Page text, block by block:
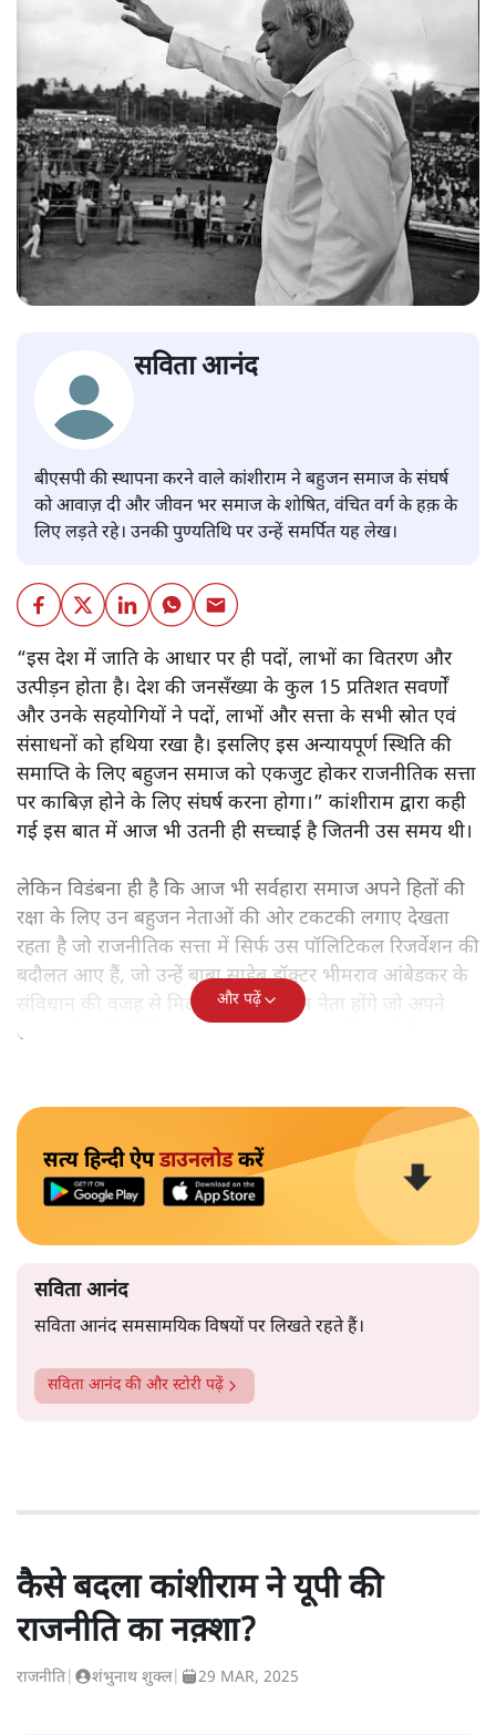
सविता आनंद
बीएसपी की स्थापना करने वाले कांशीराम ने बहुजन समाज के संघर्ष
को आवाज़ दी और जीवन भर समाज के शोषित, वंचित वर्ग के हक़ के
लिए लड़ते रहे। उनकी पुण्यतिथि पर उन्हें समर्पित यह लेख।
“इस देश में जाति के आधार पर ही पदों, लाभों का वितरण और
उत्पीड़न होता है। देश की जनसँख्या के कुल 15 प्रतिशत सवर्णों
और उनके सहयोगियों ने पदों, लाभों और सत्ता के सभी स्रोत एवं
संसाधनों को हथिया रखा है। इसलिए इस अन्यायपूर्ण स्थिति की
समाप्ति के लिए बहुजन समाज को एकजुट होकर राजनीतिक सत्ता
पर काबिज़ होने के लिए संघर्ष करना होगा।” कांशीराम द्वारा कही
गई इस बात में आज भी उतनी ही सच्चाई है जितनी उस समय थी।
लेकिन विडंबना ही है कि आज भी सर्वहारा समाज अपने हितों की
रक्षा के लिए उन बहुजन नेताओं की ओर टकटकी लगाए देखता
रहता है जो राजनीतिक सत्ता में सिर्फ उस पॉलिटिकल रिजर्वेशन की
बदौलत आए हैं, जो उन्हें बाबा साहेब डॉक्टर भीमराव आंबेडकर के
संविधान की वजह से मिला। ऐसे बहुत कम नेता होंगे जो अपने
समाज के मुद्दों को विधानसभाओं में और संसद में उठाते हैं।
और पढ़ें
सत्य हिन्दी ऐपडाउनलोडकरें
सविता आनंद
सविता आनंद समसामयिक विषयों पर लिखते रहते हैं।
सविता आनंदकी और स्टोरी पढ़ें
कैसे बदला कांशीराम ने यूपी की
राजनीति का नक़्शा?
राजनीति शंभुनाथ शुक्ल| 29 MAR, 2025